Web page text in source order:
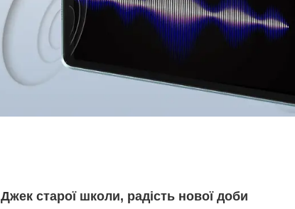
Джек старої школи, радість нової доби